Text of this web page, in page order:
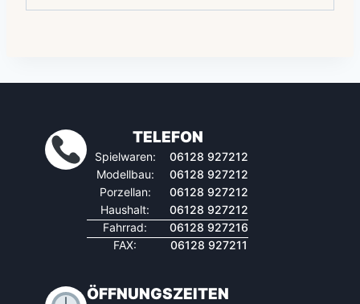
TELEFON
Spielwaren:
06128 927212
Modellbau:
06128 927212
Porzellan:
06128 927212
Haushalt:
06128 927212
Fahrrad:
06128 927216
FAX:
06128 927211
ÖFFNUNGSZEITEN